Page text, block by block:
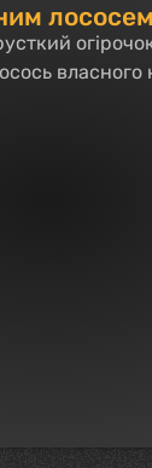
лососем
власного